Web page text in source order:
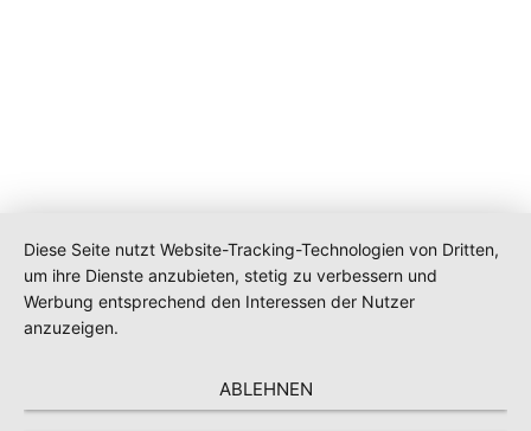
Diese Seite nutzt Website-Tracking-Technologien von Dritten,
um ihre Dienste anzubieten, stetig zu verbessern und
Werbung entsprechend den Interessen der Nutzer
anzuzeigen.
ABLEHNEN